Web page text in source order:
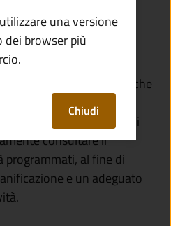
un
gruppi di cittadini privati che
di eventi,
sul territorio comunale di
consultare il
programmati, al fine di
e un adeguato
una versione
dei browser più
Chiudi